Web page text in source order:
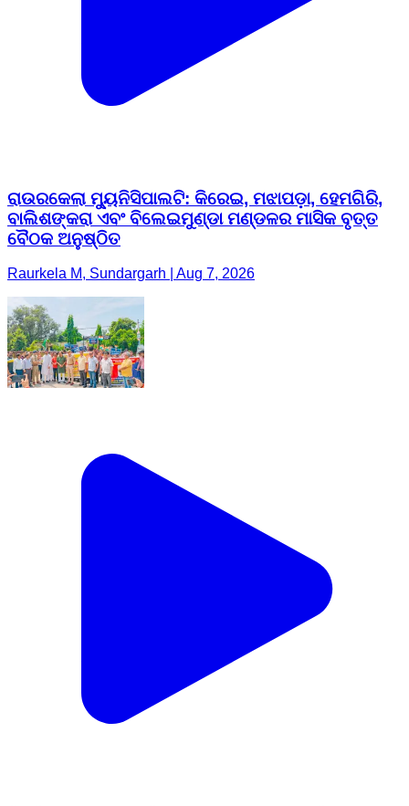
ରାଉରକେଲା ମ୍ୟୁନିସିପାଲଟି: କିରେଇ, ମଝାପଡ଼ା, ହେମଗିରି,
ବାଲିଶଙ୍କରା ଏବଂ ବିଲେଇମୁଣ୍ଡା ମଣ୍ଡଳର ମାସିକ ବୃତ୍ତ
ବୈଠକ ଅନୁଷ୍ଠିତ
Raurkela M, Sundargarh | Aug 7, 2026